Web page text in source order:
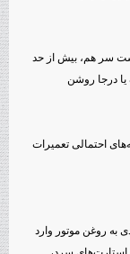
سر هم، بیش از حد
درجا روشن
احتمالی تعمیرات
به روغن موتور وارد